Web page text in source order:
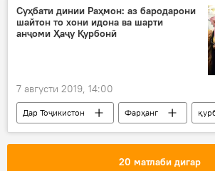
мошин
Дар Русия Дар
Суҳбати динии Раҳмон: аз бародарони
шайтон то хони идона ва шарти
анҷоми Ҳаҷу Қурбонӣ
7 августи 2019, 14:00
Дар Тоҷикистон Фарҳанг
ҳаҷ
Ҳамаи хабарҳо
20 матлаби дигар